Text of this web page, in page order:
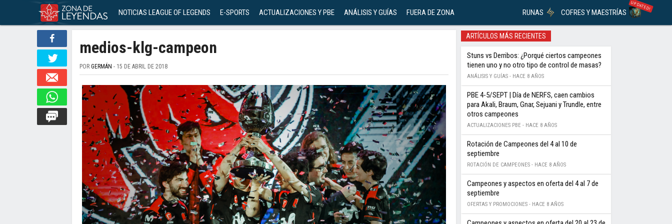
NOTICIAS LEAGUE OF LEGENDS E-SPORTS ACTUALIZACIONES Y PBE ANÁLISIS Y GUÍAS FUERA DE ZONA RUNAS COFRES Y MAESTRÍAS
UPDATED!
medios-klg-campeon
POR GERMÁN - 15 DE ABRIL DE 2018
ARTÍCULOS MÁS RECIENTES
Stuns vs Derribos: ¿Porqué ciertos campeones
tienen uno y no otro tipo de control de masas?
ANÁLISIS Y GUÍAS - HACE 8 AÑOS
PBE 4-5/SEPT | Día de NERFS, caen cambios
para Akali, Braum, Gnar, Sejuani y Trundle, entre
otros campeones
ACTUALIZACIONES PBE - HACE 8 AÑOS
Rotación de Campeones del 4 al 10 de
septiembre
ROTACIÓN DE CAMPEONES - HACE 8 AÑOS
Campeones y aspectos en oferta del 4 al 7 de
septiembre
OFERTAS Y PROMOCIONES - HACE 8 AÑOS